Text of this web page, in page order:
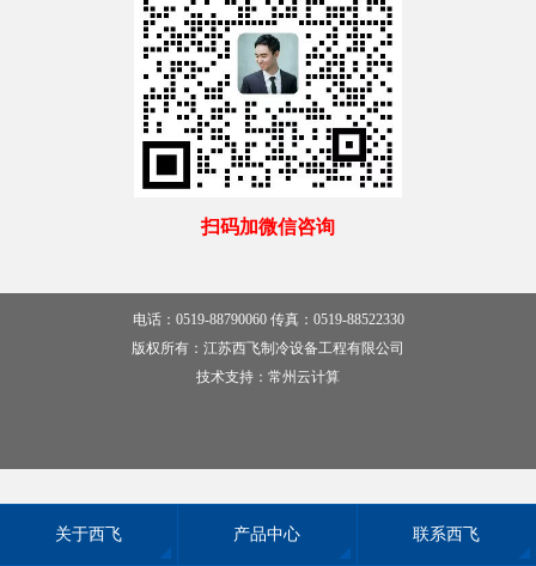
扫码加微信咨询
电话：0519-88790060传真：0519-88522330
版权所有：江苏西飞制冷设备工程有限公司
技术支持： 常州云计算
关于西飞 产品中心 联系西飞